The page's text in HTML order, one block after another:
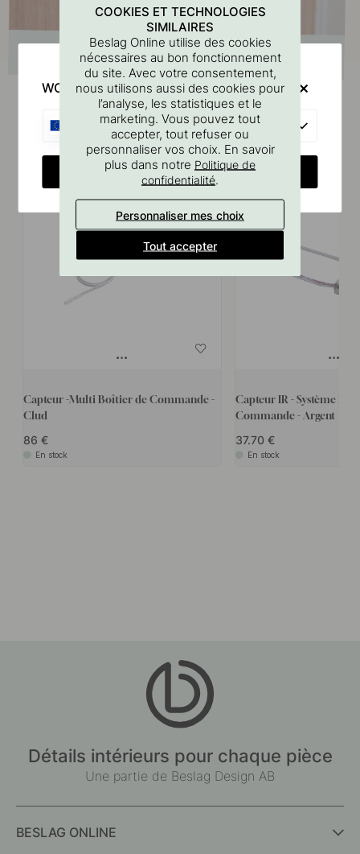
Produits similaires
Capteur -Multi Boîtier de Commande -
Clud
86
En stock
Capteur IR - Système De
Commande - Argent
37.70
En stock
Détails intérieurs pour chaque pièce
Une partie de Beslag Design AB
BESLAG ONLINE
COOKIES ET TECHNOLOGIES
SIMILAIRES
Beslag Online utilise des cookies
nécessaires au bon fonctionnement
du site. Avec votre consentement,
nous utilisons aussi des cookies pour
l’analyse, les statistiques et le
marketing. Vous pouvez tout
accepter, tout refuser ou
personnaliser vos choix. En savoir
plus dans notre Politique de
confidentialité.
Personnaliser mes choix
Tout accepter
WOULD YOU RATHER VISIT?
CHANGE COUNTRY